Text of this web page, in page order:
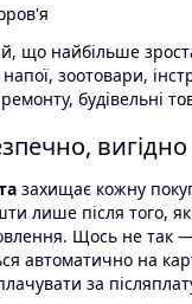
що найбільше
зоотовари,
будівельні
вигідно
захищає кожну
лише після того,
Щось не так
автоматично на
за